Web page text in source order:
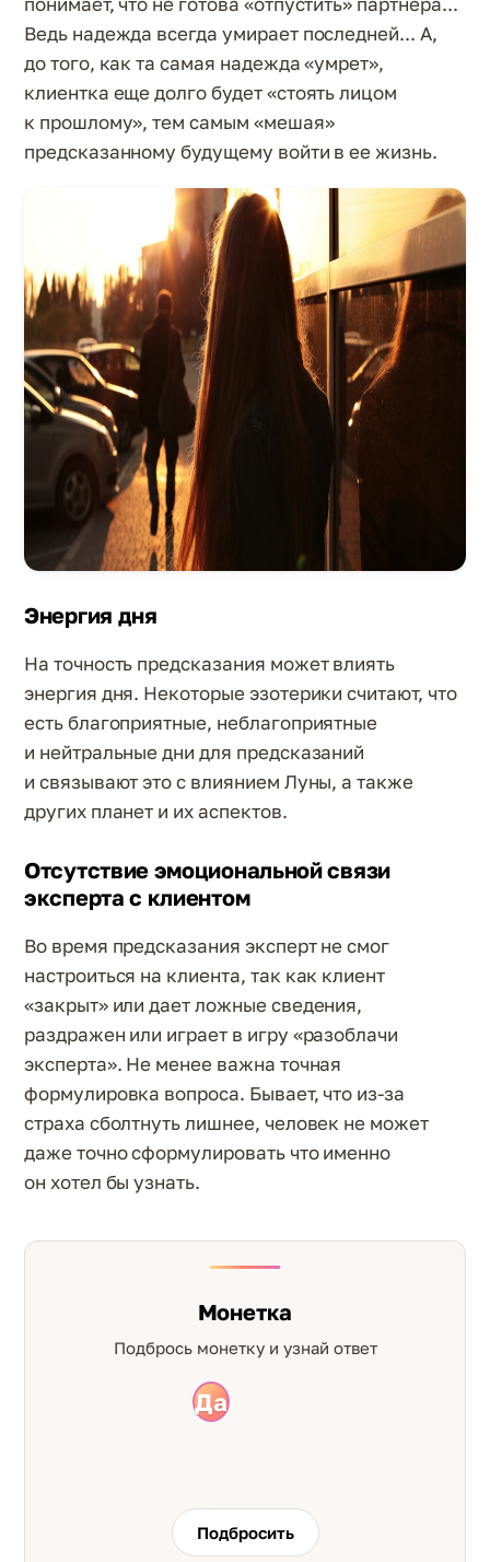
Ведь надежда всегда умирает последней... А,
до того, как та самая надежда «умрет»,
клиентка еще долго будет «стоять лицом
к прошлому», тем самым «мешая»
предсказанному будущему войти в ее жизнь.
Энергия дня
На точность предсказания может влиять
энергия дня. Некоторые эзотерики считают, что
есть благоприятные, неблагоприятные
и нейтральные дни для предсказаний
и связывают это с влиянием Луны, а также
других планет и их аспектов.
Отсутствие эмоциональной связи
эксперта с клиентом
Во время предсказания эксперт не смог
настроиться на клиента, так как клиент
«закрыт» или дает ложные сведения,
раздражен или играет в игру «разоблачи
эксперта». Не менее важна точная
формулировка вопроса. Бывает, что из-за
страха сболтнуть лишнее, человек не может
даже точно сформулировать что именно
он хотел бы узнать.
Монетка
Подбрось монетку и узнай ответ
Да
Нет
Подбросить